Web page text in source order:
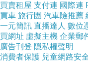
買賣租屋 支付連 國際連
買車 旅行團 汽車險推薦
一元簡訊 直播達人 數位
買網址 虛擬主機 企業郵
廣告刊登 隱私權聲明
消費者保護 兒童網路安